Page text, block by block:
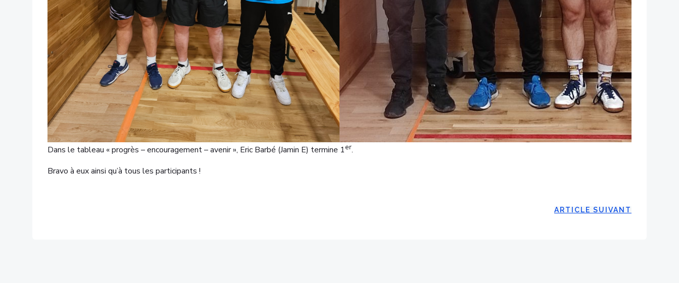
Dans le tableau « progrès – encouragement – avenir », Eric Barbé (Jamin E) termine 1er.
Bravo à eux ainsi qu’à tous les participants !
ARTICLE SUIVANT